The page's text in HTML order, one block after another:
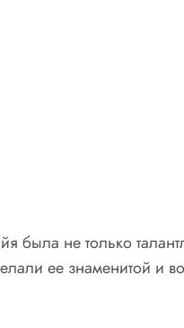
была не только
ее знаменитой и